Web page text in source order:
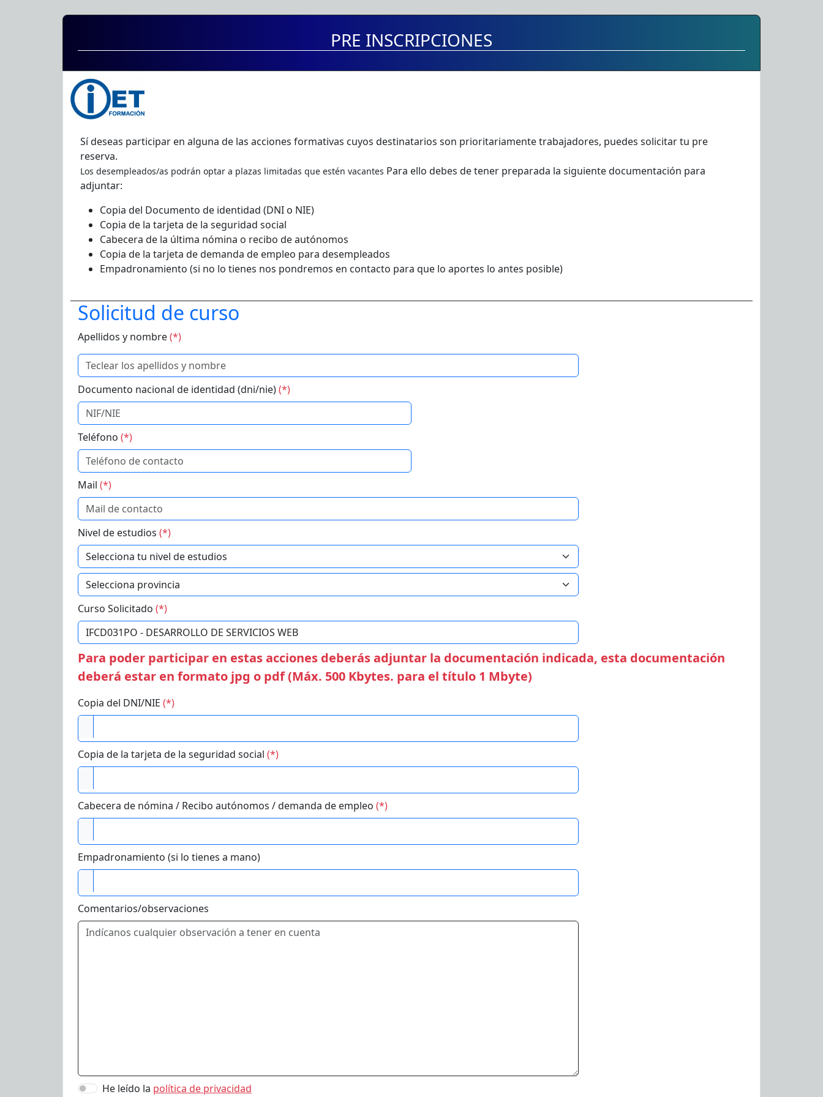
PRE INSCRIPCIONES
Sí deseas participar en alguna de las acciones formativas cuyos destinatarios son prioritariamente trabajadores, puedes solicitar tu pre
reserva.
Los desempleados/as podrán optar a plazas limitadas que estén vacantes Para ello debes de tener preparada la siguiente documentación para
adjuntar:
Copia del Documento de identidad (DNI o NIE)
Copia de la tarjeta de la seguridad social
Cabecera de la última nómina o recibo de autónomos
Copia de la tarjeta de demanda de empleo para desempleados
Empadronamiento (si no lo tienes nos pondremos en contacto para que lo aportes lo antes posible)
Solicitud de curso
Apellidos y nombre(*)
Documento nacional de identidad (dni/nie)(*)
Teléfono (*)
Mail (*)
Nivel de estudios (*)
Curso Solicitado (*)
Para poder participar en estas acciones deberás adjuntar la documentación indicada, esta documentación
deberá estar en formato jpg o pdf (Máx. 500 Kbytes. para el título 1 Mbyte)
Copia del DNI/NIE (*)
Copia de la tarjeta de la seguridad social (*)
Cabecera de nómina / Recibo autónomos / demanda de empleo (*)
Empadronamiento (si lo tienes a mano)
Comentarios/observaciones
He leído la política de privacidad